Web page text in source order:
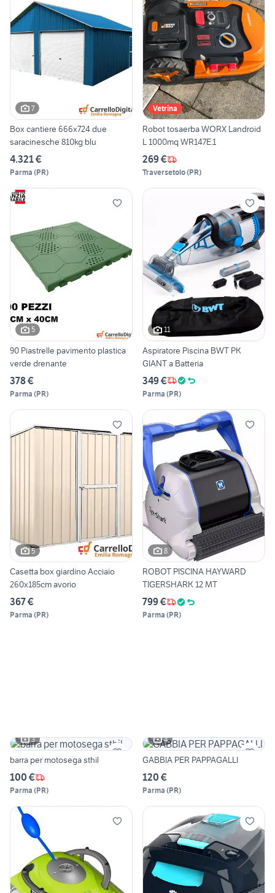
7
Box cantiere 666x724 due
saracinesche 810kg blu
4.321 €
Parma (PR)
Vetrina
Robot tosaerba WORX Landroid
L 1000mq WR147E.1
269 €
Traversetolo(PR)
5
90 Piastrelle pavimento plastica
verde drenante
378 €
Parma (PR)
11
Aspiratore Piscina BWT PK
GIANT a Batteria
349 €
Parma (PR)
5
Casetta box giardino Acciaio
260x185cm avorio
367 €
Parma (PR)
8
ROBOT PISCINA HAYWARD
TIGERSHARK 12 MT
799 €
Parma (PR)
3
barra per motosega sthil
100 €
Parma (PR)
4
GABBIA PER PAPPAGALLI
120 €
Parma (PR)